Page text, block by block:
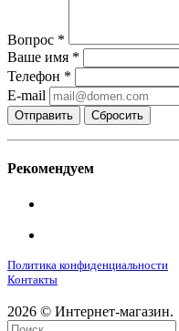
Вопрос *
Ваше имя *
Телефон *
E-mail
Сбросить
Рекомендуем
Политика конфиденциальности
Контакты
2026 © Интернет-магазин.